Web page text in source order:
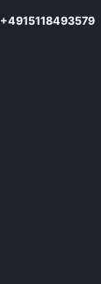
+4915118493579